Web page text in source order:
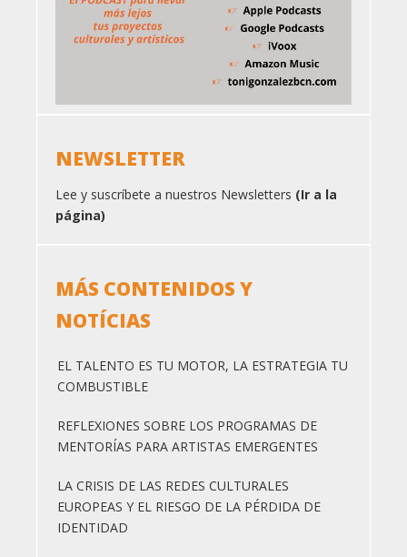
NEWSLETTER
Lee y suscríbete a nuestros Newsletters (Ir a la
página)
MÁS CONTENIDOS Y
NOTÍCIAS
EL TALENTO ES TU MOTOR, LA ESTRATEGIA TU
COMBUSTIBLE
REFLEXIONES SOBRE LOS PROGRAMAS DE
MENTORÍAS PARA ARTISTAS EMERGENTES
LA CRISIS DE LAS REDES CULTURALES
EUROPEAS Y EL RIESGO DE LA PÉRDIDA DE
IDENTIDAD